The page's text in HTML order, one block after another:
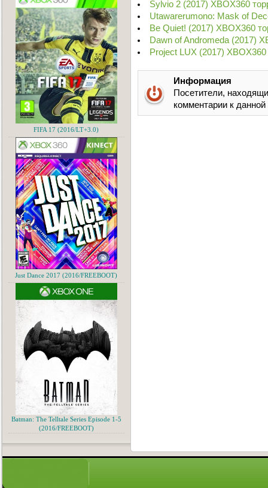
Sylvio 2 (2017) XBOX360
Utawarerumono: Mask of
Be Quiet! (2017) XBOX360
Dawn of Andromeda (2017)
Project LUX (2017) XBOX360
Информация
Посетители,
комментарии к
FIFA 17 (2016/LT+3.0)
Just Dance 2017 (2016/FREEBOOT)
Batman: The Telltale Series Episode 1-5
(2016/FREEBOOT)